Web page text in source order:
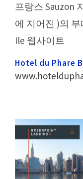
프랑스 Sauzon
에 지어진 )의
Ile 웹사이트
Hotel du Phare